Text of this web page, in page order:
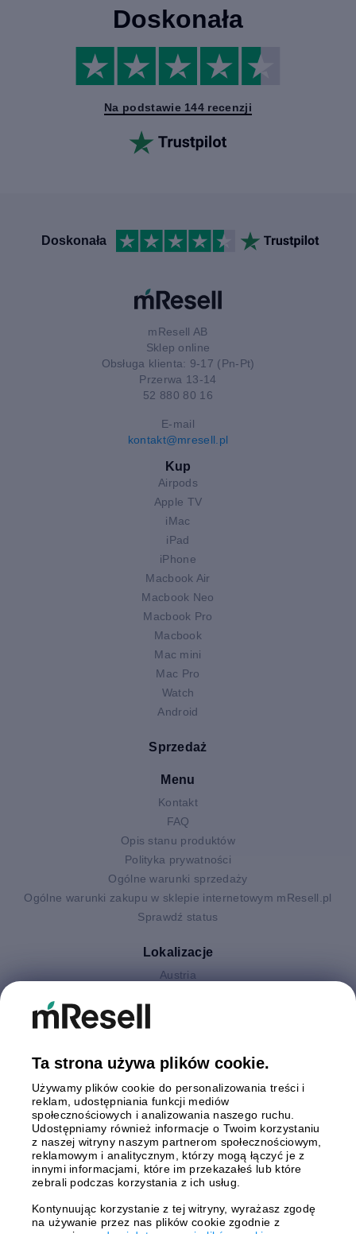
Doskonała
Na podstawie 144 recenzji
Doskonała
mResell AB
Sklep online
Obsługa klienta: 9-17 (Pn-Pt)
Przerwa 13-14
52 880 80 16
E-mail
kontakt@mresell.pl
Kup
Airpods
Apple TV
iMac
iPad
iPhone
Macbook Air
Macbook Neo
Macbook Pro
Macbook
Mac mini
Mac Pro
Watch
Android
Sprzedaż
Menu
Kontakt
FAQ
Opis stanu produktów
Polityka prywatności
Ogólne warunki sprzedaży
Ogólne warunki zakupu w sklepie internetowym mResell.pl
Sprawdź status
Lokalizacje
Austria
Polska
Szwecja
Wielka Brytania
Włochy
Płatności
Ta strona używa plików cookie.
Używamy plików cookie do personalizowania treści i
reklam, udostępniania funkcji mediów
społecznościowych i analizowania naszego ruchu.
Udostępniamy również informacje o Twoim korzystaniu
z naszej witryny naszym partnerom społecznościowym,
reklamowym i analitycznym, którzy mogą łączyć je z
innymi informacjami, które im przekazałeś lub które
zebrali podczas korzystania z ich usług.
Kontynuując korzystanie z tej witryny, wyrażasz zgodę
na używanie przez nas plików cookie zgodnie z